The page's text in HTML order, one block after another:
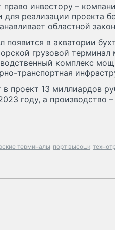
инвестору –
для реализации проекта
областной
появится в акватории
грузовой
комплекс
транспортная
проект 13 миллиардов
году, а производство
терминалы порт высоцк